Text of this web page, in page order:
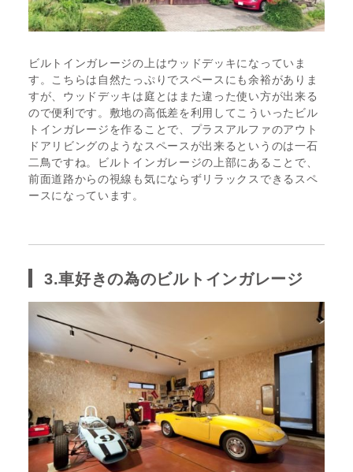
ビルトインガレージの上はウッドデッキになっていま
す。こちらは自然たっぷりでスペースにも余裕がありま
すが、ウッドデッキは庭とはまた違った使い方が出来る
ので便利です。敷地の高低差を利用してこういったビル
トインガレージを作ることで、プラスアルファのアウト
ドアリビングのようなスペースが出来るというのは一石
二鳥ですね。ビルトインガレージの上部にあることで、
前面道路からの視線も気にならずリラックスできるスペ
ースになっています。
3.車好きの為のビルトインガレージ